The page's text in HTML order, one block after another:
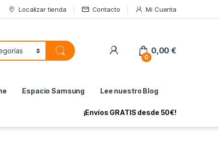
Localizar tienda Contacto Mi Cuenta
My Account
0
0,00€
Espacio Samsung Lee nuestro Blog
¡Envíos GRATIS desde 50€!